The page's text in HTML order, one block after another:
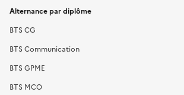
Alternance par diplôme
BTS CG
BTS Communication
BTS GPME
BTS MCO